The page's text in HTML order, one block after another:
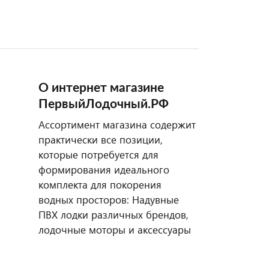
О интернет магазине
ПервыйЛодочный.РФ
Ассортимент магазина содержит
практически все позиции,
которые потребуется для
формирования идеального
комплекта для покорения
водных просторов: Надувные
ПВХ лодки различных брендов,
лодочные моторы и аксессуары